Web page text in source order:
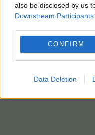
also be disclosed by us
Downstream Participants
CONFIRM
Data Deletion